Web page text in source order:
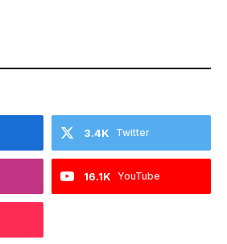
Twitter
3.4K
YouTube
16.1K